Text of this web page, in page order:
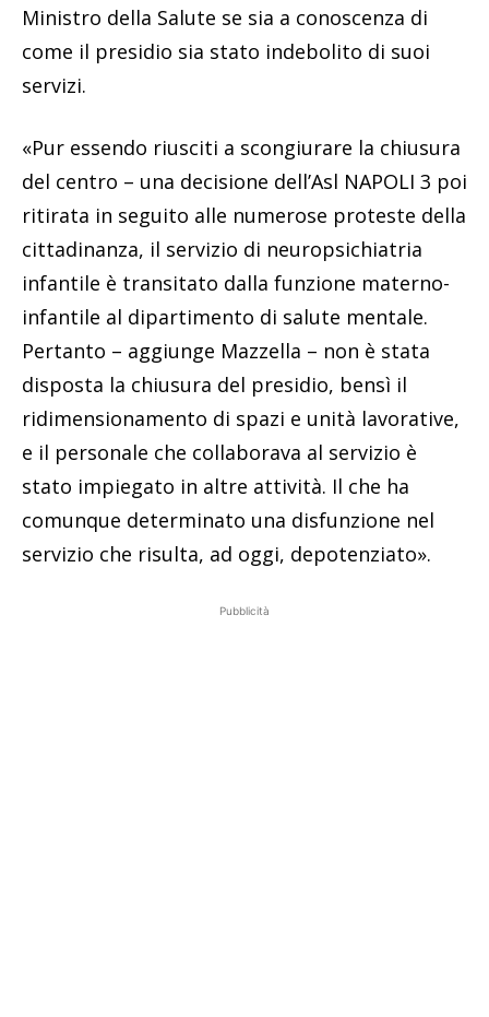
Ministro della Salute se sia a conoscenza di
come il presidio sia stato indebolito di suoi
servizi.
«Pur essendo riusciti a scongiurare la chiusura
del centro – una decisione dell’Asl NAPOLI 3 poi
ritirata in seguito alle numerose proteste della
cittadinanza, il servizio di neuropsichiatria
infantile è transitato dalla funzione materno-
infantile al dipartimento di salute mentale.
Pertanto – aggiunge Mazzella – non è stata
disposta la chiusura del presidio, bensì il
ridimensionamento di spazi e unità lavorative,
e il personale che collaborava al servizio è
stato impiegato in altre attività. Il che ha
comunque determinato una disfunzione nel
servizio che risulta, ad oggi, depotenziato».
Pubblicità